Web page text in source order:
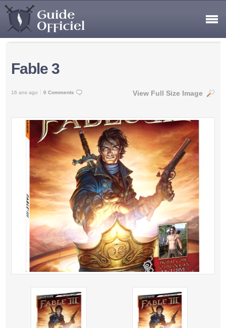
Fable 3
16 ans ago 0 Comments View Full Size Image